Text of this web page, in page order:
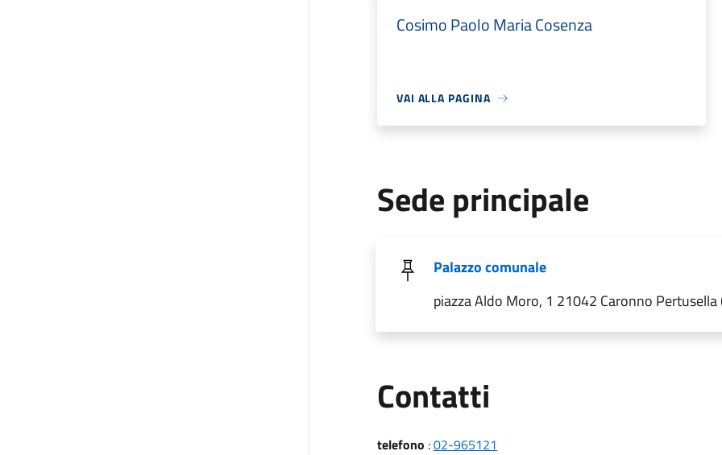
Cosimo Paolo Maria Cosenza
VAI ALLA PAGINA
Sede principale
Palazzo comunale
piazza Aldo Moro, 1 21042 Caronno Pertusella
Contatti
telefono :02-965121